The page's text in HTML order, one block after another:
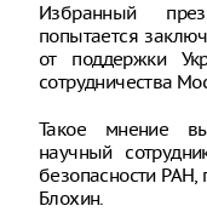
Избранный
попытается
от поддержки
сотрудничества
Такое мнение
научный
безопасности РАН,
Блохин.